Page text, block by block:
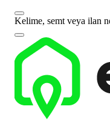
Kelime, semt veya ilan